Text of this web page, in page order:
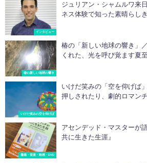
インタビュー
ジュリアン・シャムルワ来
ネス体験で知った素晴らし
椿の新しい地球の響き
椿の「新しい地球の響き」
くれた、光を呼び覚ます夏
いけだ笑みの空を仰げば
いけだ笑みの「空を仰げば
押しされたり、劇的ロマン
書籍・音楽・映画・DVD
アセンデッド・マスターが
共に生きた生涯』